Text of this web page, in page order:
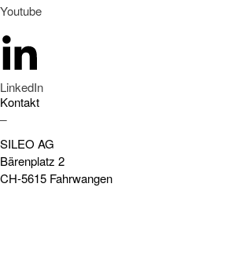
Youtube
LinkedIn
Kontakt
SILEO AG
Bärenplatz 2
CH-5615 Fahrwangen